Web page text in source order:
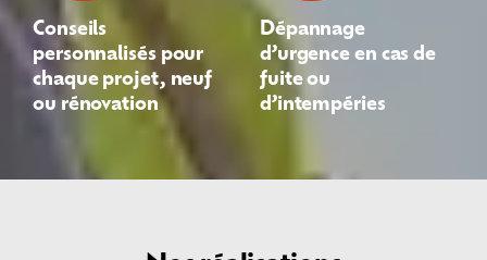
Conseils
personnalisés pour
chaque projet, neuf
ou rénovation
Dépannage
d’urgence en cas de
fuite ou
d’intempéries